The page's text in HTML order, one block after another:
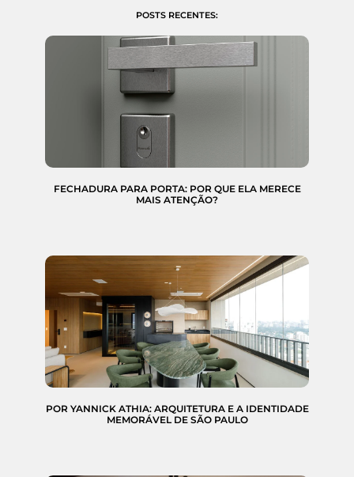
POSTS RECENTES:
FECHADURA PARA PORTA: POR QUE ELA MERECE
MAIS ATENÇÃO?
POR YANNICK ATHIA: ARQUITETURA E A IDENTIDADE
MEMORÁVEL DE SÃO PAULO